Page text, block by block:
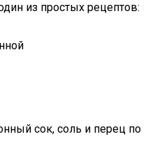
из простых рецептов:
сок, соль и перец по